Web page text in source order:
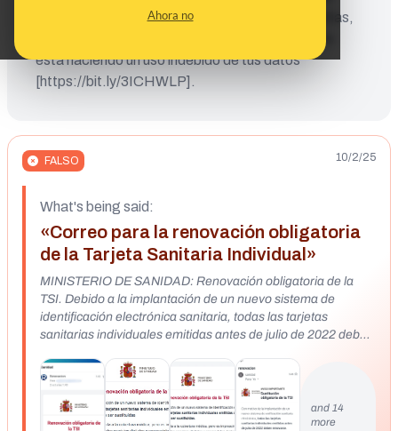
Ahora no
FALSO 10/2/25
What's being said:
«Correo para la renovación obligatoria
de la Tarjeta Sanitaria Individual»
MINISTERIO DE SANIDAD: Renovación obligatoria de la
TSI. Debido a la implantación de un nuevo sistema de
identificación electrónica sanitaria, todas las tarjetas
sanitarias individuales emitidas antes de julio de 2022 deben
and 14
more
engaño, el INCIBE aconseja cambiar contraseñas,
está haciendo un uso indebido de tus datos
[https://bit.ly/3ICHWLP].